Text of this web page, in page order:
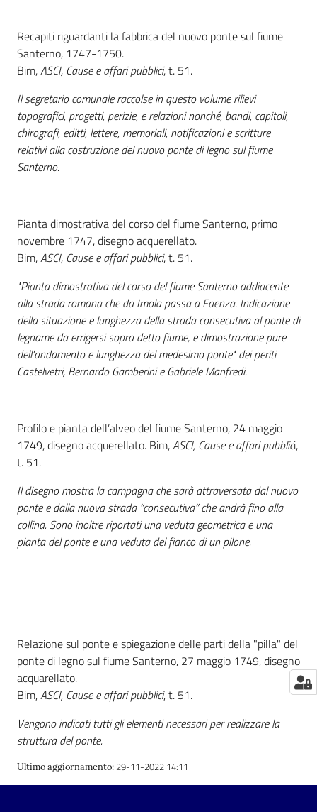
Piani
Archivio
storico
Decentrate
Patto
lettura
Seguici
su
on line
Eventi
Orari
Recapiti riguardanti la fabbrica del nuovo ponte sul fiume
Santerno, 1747-1750.
Bim,ASCI, Cause e affari pubblici, t. 51.
Il segretario comunale raccolse in questo volume rilievi
topografici, progetti, perizie, e relazioni nonché, bandi, capitoli,
chirografi, editti, lettere, memoriali, notificazioni e scritture
relativi alla costruzione del nuovo ponte di legno sul fiume
Santerno.
Pianta dimostrativa del corso del fiume Santerno, primo
novembre 1747, disegno acquerellato.
Bim,ASCI, Cause e affari pubblici, t. 51.
"Pianta dimostrativa del corso del fiume Santerno addiacente
alla strada romana che da Imola passa a Faenza. Indicazione
della situazione e lunghezza della strada consecutiva al ponte di
legname da errigersi sopra detto fiume, e dimostrazione pure
dell'andamento e lunghezza del medesimo ponte" dei periti
Castelvetri, Bernardo Gamberini e Gabriele Manfredi.
Profilo e pianta dell’alveo del fiume Santerno, 24 maggio
1749, disegno acquerellato. Bim,ASCI, Cause e affari pubblici,
t. 51.
Il disegno mostra la campagna che sarà attraversata dal nuovo
ponte e dalla nuova strada “consecutiva” che andrà fino alla
collina. Sono inoltre riportati una veduta geometrica e una
pianta del ponte e una veduta del fianco di un pilone.
Relazione sul ponte e spiegazione delle parti della "pilla" del
ponte di legno sul fiume Santerno, 27 maggio 1749, disegno
acquarellato.
Bim,ASCI, Cause e affari pubblici, t. 51.
Vengono indicati tutti gli elementi necessari per realizzare la
struttura del ponte.
Ultimo aggiornamento: 29-11-2022 14:11